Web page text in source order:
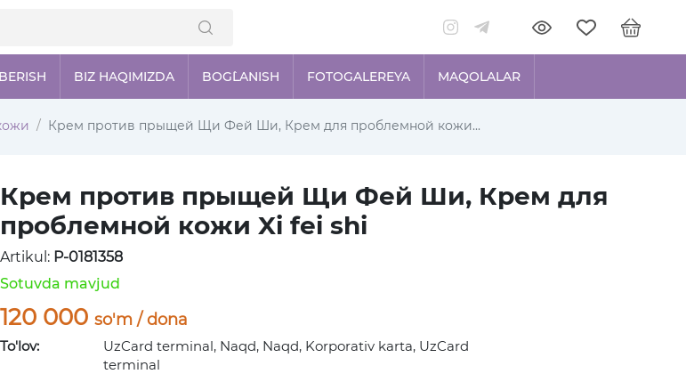
BIZ HAQIMIZDA BOG`LANISH FOTOGALEREYA MAQOLALAR
Крем против прыщей Щи Фей Ши, Крем для проблемной кожи...
Крем против прыщей Щи Фей Ши, Крем для
проблемной кожи Xi fei shi
Artikul: P-0181358
Sotuvda mavjud
120 000 so'm / dona
To'lov:
UzCard terminal, Naqd, Naqd, Korporativ karta, UzCard
terminal